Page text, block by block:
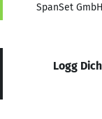
SpanSet
Logg